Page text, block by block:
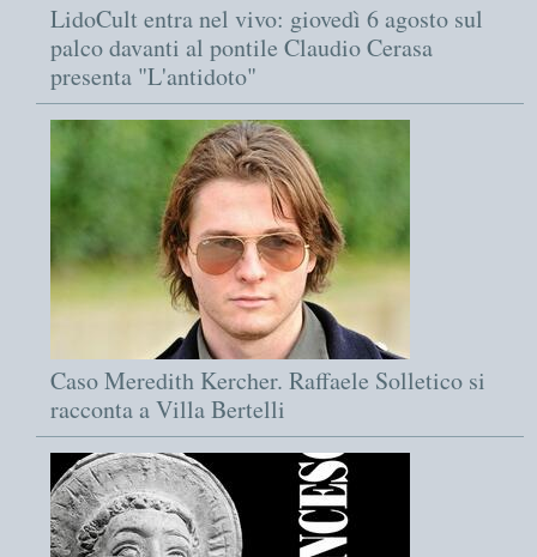
LidoCult entra nel vivo: giovedì 6 agosto sul
palco davanti al pontile Claudio Cerasa
presenta "L'antidoto"
Caso Meredith Kercher. Raffaele Solletico si
racconta a Villa Bertelli